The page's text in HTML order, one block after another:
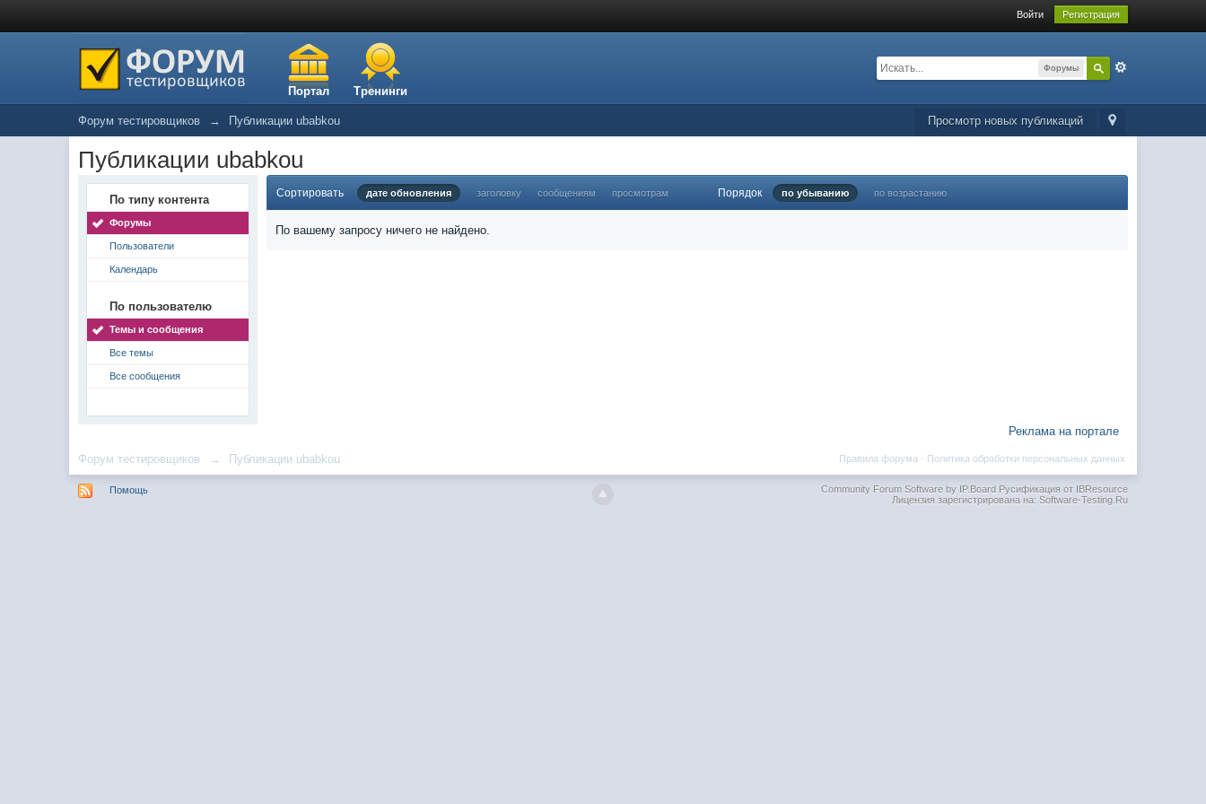
Войти Регистрация
Портал Тренинги
Форумы
Просмотр новых публикаций
Форум тестировщиков → Публикации ubabkou
Публикации ubabkou
По типу контента
Форумы
Пользователи
Календарь
По пользователю
Темы и сообщения
Все темы
Все сообщения
Сортировать дате обновления заголовку сообщениям просмотрам Порядок по убыванию по возрастанию
По вашему запросу ничего не найдено.
Реклама на портале
Форум тестировщиков → Публикации ubabkou Политика обработки персональных данных
Правила форума ·
Помощь Community Forum Software by IP.BoardРусификация от IBResource
Лицензия зарегистрирована на: Software-Testing.Ru